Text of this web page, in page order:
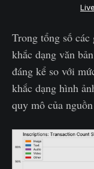
Trong tổng số
khắc dạng văn
đáng kể so với
khắc dạng hình
quy mô của